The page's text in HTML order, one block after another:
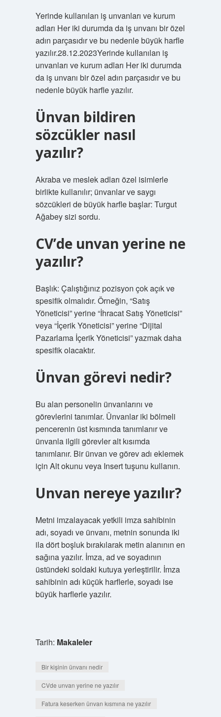
Yerinde kullanılan iş unvanları ve kurum
adları Her iki durumda da iş unvanı bir özel
adın parçasıdır ve bu nedenle büyük harfle
yazılır.28.12.2023Yerinde kullanılan iş
unvanları ve kurum adları Her iki durumda
da iş unvanı bir özel adın parçasıdır ve bu
nedenle büyük harfle yazılır.
Ünvan bildiren
sözcükler nasıl
yazılır?
Akraba ve meslek adları özel isimlerle
birlikte kullanılır; ünvanlar ve saygı
sözcükleri de büyük harfle başlar: Turgut
Ağabey sizi sordu.
CV’de unvan yerine ne
yazılır?
Başlık: Çalıştığınız pozisyon çok açık ve
spesifik olmalıdır. Örneğin, “Satış
Yöneticisi” yerine “İhracat Satış Yöneticisi”
veya “İçerik Yöneticisi” yerine “Dijital
Pazarlama İçerik Yöneticisi” yazmak daha
spesifik olacaktır.
Ünvan görevi nedir?
Bu alan personelin ünvanlarını ve
görevlerini tanımlar. Ünvanlar iki bölmeli
pencerenin üst kısmında tanımlanır ve
ünvanla ilgili görevler alt kısımda
tanımlanır. Bir ünvan ve görev adı eklemek
için Alt okunu veya Insert tuşunu kullanın.
Unvan nereye yazılır?
Metni imzalayacak yetkili imza sahibinin
adı, soyadı ve ünvanı, metnin sonunda iki
ila dört boşluk bırakılarak metin alanının en
sağına yazılır. İmza, ad ve soyadının
üstündeki soldaki kutuya yerleştirilir. İmza
sahibinin adı küçük harflerle, soyadı ise
büyük harflerle yazılır.
Tarih: Makaleler
Bir kişinin ünvanı nedir
CVde unvan yerine ne yazılır
Fatura keserken ünvan kısmına ne yazılır